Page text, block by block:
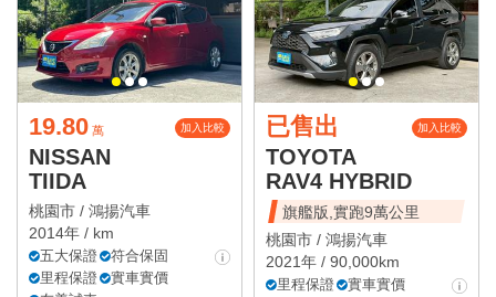
19.80 萬 加入比較
NISSAN
TIIDA
桃園市 / 鴻揚汽車
2014年 / km
五大保證
符合保固
里程保證
實車實價
已售出 加入比較
TOYOTA
RAV4 HYBRID
旗艦版,實跑9萬公里
桃園市 / 鴻揚汽車
2021年 / 90,000km
里程保證
實車實價